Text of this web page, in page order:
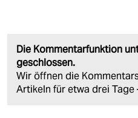
Die Kommentarfunktion
geschlossen.
Wir öffnen die
Artikeln für etwa drei Tage